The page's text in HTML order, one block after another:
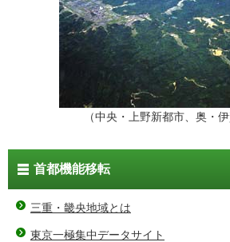
（中央・上野新都市、奥・伊
首都機能移転
三重・畿央地域とは
東京一極集中データサイト